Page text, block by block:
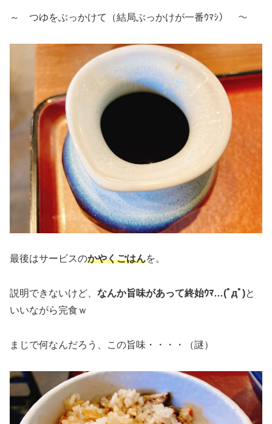
～ つゆをぶっかけて（結局ぶっかけが一番ｳﾏｼ） ～
最後はサービスのかやくごはんを。
説明できないけど、 なんか旨味があって終始ｳﾏ…(ﾟдﾟ)と
いいながら完食ｗ
まじで何なんだろう、この旨味・・・・（謎）